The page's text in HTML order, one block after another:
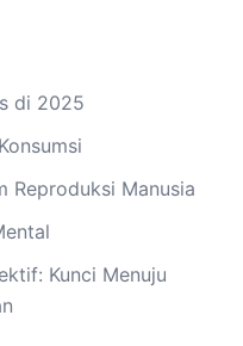
di 2025
Reproduksi Manusia
Kunci Menuju